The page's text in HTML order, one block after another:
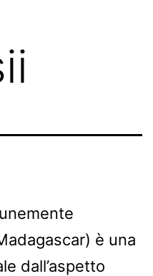
è una
dall’aspetto